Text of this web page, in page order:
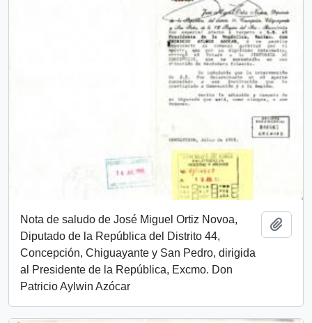
Nota de saludo de José Miguel Ortiz Novoa,
Diputado de la República del Distrito 44,
Concepción, Chiguayante y San Pedro, dirigida
al Presidente de la República, Excmo. Don
Patricio Aylwin Azócar